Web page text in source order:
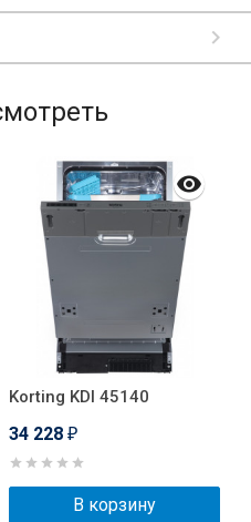
Korting KDI 45140
34 228 ₽
В корзину